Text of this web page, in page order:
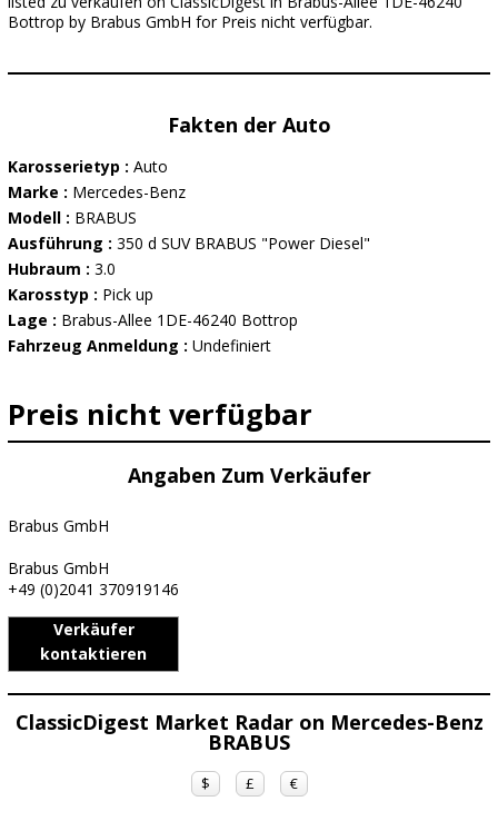
Bottrop by Brabus GmbH for Preis nicht verfügbar.
Fakten der Auto
Karosserietyp : Auto
Marke : Mercedes-Benz
Modell : BRABUS
Ausführung : 350 d SUV BRABUS "Power Diesel"
Hubraum : 3.0
Karosstyp : Pick up
Lage : Brabus-Allee 1DE-46240 Bottrop
Fahrzeug Anmeldung : Undefiniert
Preis nicht verfügbar
Angaben Zum Verkäufer
Brabus GmbH
Brabus GmbH
+49 (0)2041 370919146
Verkäufer
kontaktieren
ClassicDigest Market Radar on Mercedes-Benz
BRABUS
$ £ €